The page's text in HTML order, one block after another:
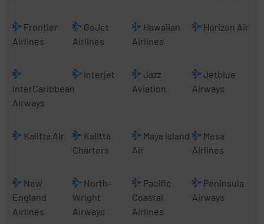
Frontier
Airlines
GoJet
Airlines
Hawaiian
Airlines
Horizon Air
InterCaribbean
Airways
Interjet
Jazz
Aviation
Jetblue
Airways
Kalitta Air
Kalitta
Charters
Maya Island
Air
Mesa
Airlines
New
England
Airlines
North-
Wright
Airways
Pacific
Coastal
Airlines
Peninsula
Airways